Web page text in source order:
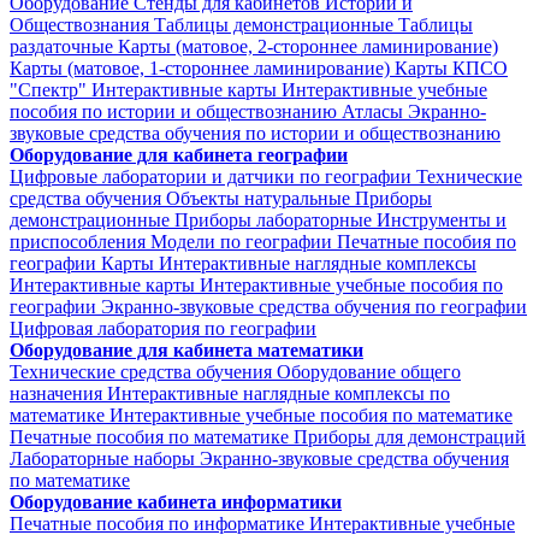
Обществознания Таблицы демонстрационные Таблицы
раздаточные Карты (матовое, 2-стороннее ламинирование)
Карты (матовое, 1-стороннее ламинирование) Карты КПСО
"Спектр" Интерактивные карты Интерактивные учебные
пособия по истории и обществознанию Атласы Экранно-
звуковые средства обучения по истории и обществознанию
Оборудование для кабинета географии
Цифровые лаборатории и датчики по географии Технические
средства обучения Объекты натуральные Приборы
демонстрационные Приборы лабораторные Инструменты и
приспособления Модели по географии Печатные пособия по
географии Карты Интерактивные наглядные комплексы
Интерактивные карты Интерактивные учебные пособия по
географии Экранно-звуковые средства обучения по географии
Цифровая лаборатория по географии
Оборудование для кабинета математики
Технические средства обучения Оборудование общего
назначения Интерактивные наглядные комплексы по
математике Интерактивные учебные пособия по математике
Печатные пособия по математике Приборы для демонстраций
Лабораторные наборы Экранно-звуковые средства обучения
по математике
Оборудование кабинета информатики
Печатные пособия по информатике Интерактивные учебные